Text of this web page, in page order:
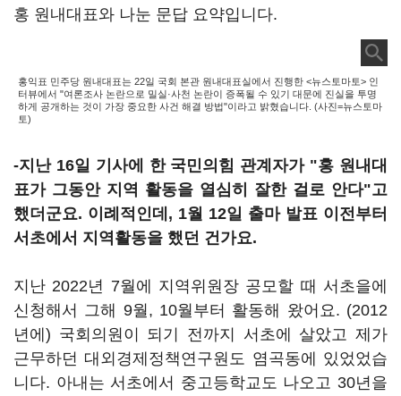
홍 원내대표와 나눈 문답 요약입니다.
홍익표 민주당 원내대표는 22일 국회 본관 원내대표실에서 진행한 <뉴스토마토> 인
터뷰에서 "여론조사 논란으로 밀실·사천 논란이 증폭될 수 있기 대문에 진실을 투명
하게 공개하는 것이 가장 중요한 사건 해결 방법"이라고 밝혔습니다. (사진=뉴스토마
토)
-지난 16일 기사에 한 국민의힘 관계자가 "홍 원내대
표가 그동안 지역 활동을 열심히 잘한 걸로 안다"고
했더군요. 이례적인데, 1월 12일 출마 발표 이전부터
서초에서 지역활동을 했던 건가요.
지난 2022년 7월에 지역위원장 공모할 때 서초을에
신청해서 그해 9월, 10월부터 활동해 왔어요. (2012
년에) 국회의원이 되기 전까지 서초에 살았고 제가
근무하던 대외경제정책연구원도 염곡동에 있었었습
니다. 아내는 서초에서 중고등학교도 나오고 30년을